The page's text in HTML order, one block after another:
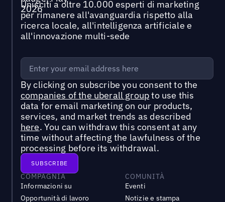
Unisciti a oltre 10.000 esperti di marketing
per rimanere all'avanguardia rispetto alla
ricerca locale, all'intelligenza artificiale e
all'innovazione multi-sede
By clicking on subscribe you consent to the
companies of the uberall groupto use this
data for email marketing on our products,
services, and market trends as described
here. You can withdraw this consent at any
time without affecting the lawfulness of the
processing before its withdrawal.
COMPAGNIA
Informazioni su
Opportunità di lavoro
COMUNITÀ
Eventi
Notizie e stampa